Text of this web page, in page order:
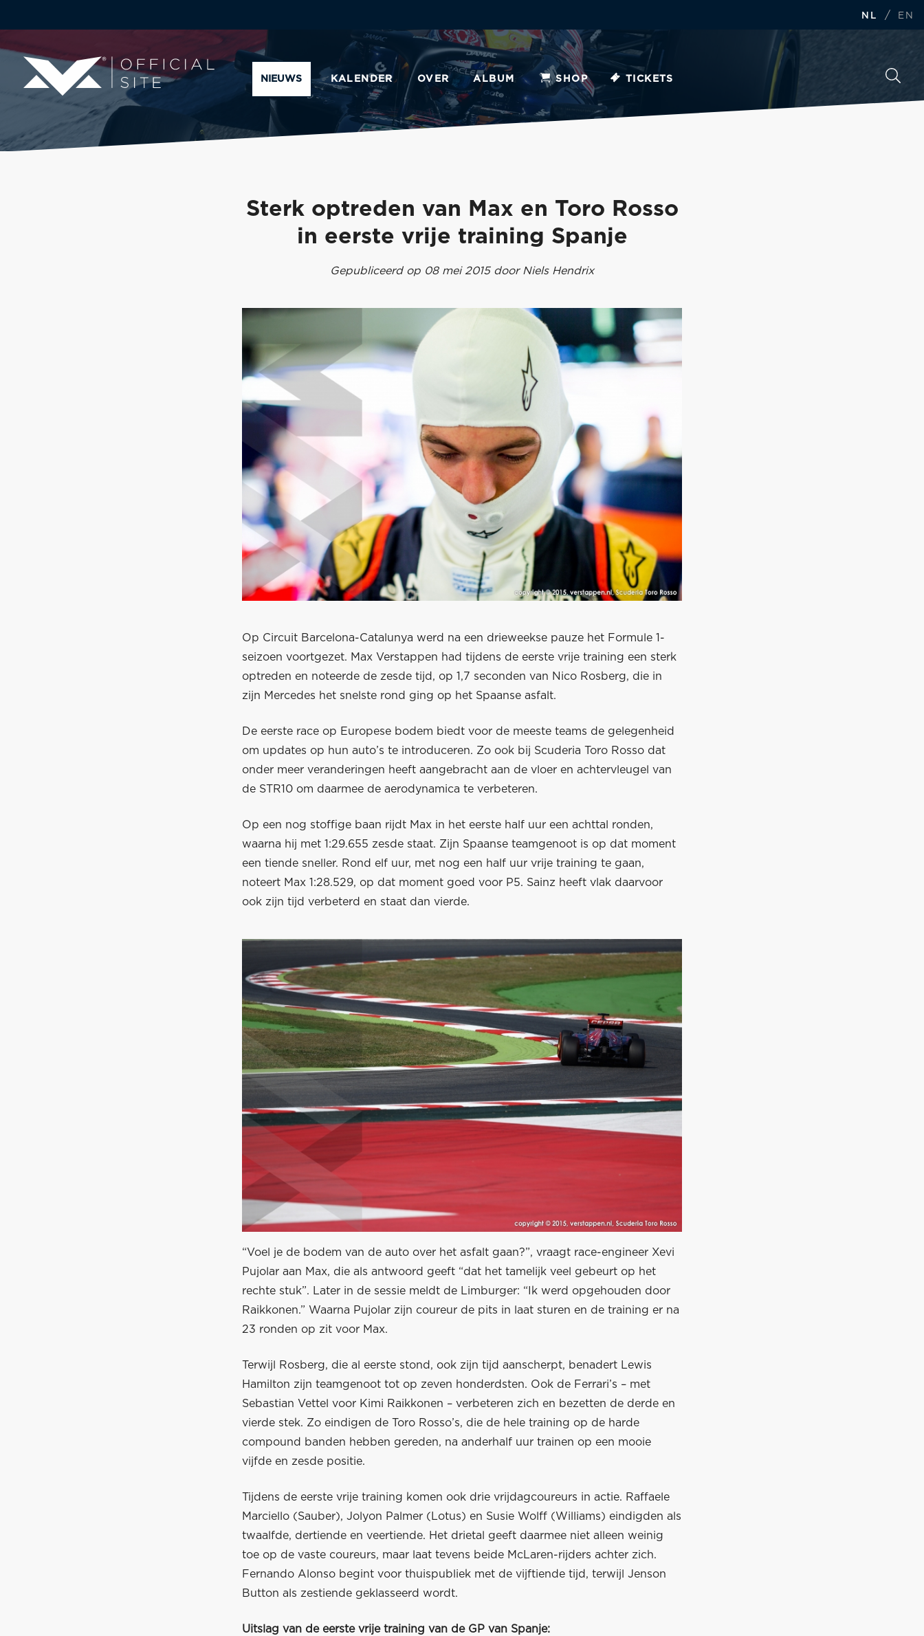
NL / EN
NIEUWS KALENDER OVER ALBUM SHOP TICKETS
Sterk optreden van Max en Toro Rosso
in eerste vrije training Spanje
Gepubliceerd op 08 mei 2015 door Niels Hendrix
Op Circuit Barcelona-Catalunya werd na een drieweekse pauze het Formule 1-
seizoen voortgezet. Max Verstappen had tijdens de eerste vrije training een sterk
optreden en noteerde de zesde tijd, op 1,7 seconden van Nico Rosberg, die in
zijn Mercedes het snelste rond ging op het Spaanse asfalt.
De eerste race op Europese bodem biedt voor de meeste teams de gelegenheid
om updates op hun auto’s te introduceren. Zo ook bij Scuderia Toro Rosso dat
onder meer veranderingen heeft aangebracht aan de vloer en achtervleugel van
de STR10 om daarmee de aerodynamica te verbeteren.
Op een nog stoffige baan rijdt Max in het eerste half uur een achttal ronden,
waarna hij met 1:29.655 zesde staat. Zijn Spaanse teamgenoot is op dat moment
een tiende sneller. Rond elf uur, met nog een half uur vrije training te gaan,
noteert Max 1:28.529, op dat moment goed voor P5. Sainz heeft vlak daarvoor
ook zijn tijd verbeterd en staat dan vierde.
“Voel je de bodem van de auto over het asfalt gaan?”, vraagt race-engineer Xevi
Pujolar aan Max, die als antwoord geeft “dat het tamelijk veel gebeurt op het
rechte stuk”. Later in de sessie meldt de Limburger: “Ik werd opgehouden door
Raikkonen.” Waarna Pujolar zijn coureur de pits in laat sturen en de training er na
23 ronden op zit voor Max.
Terwijl Rosberg, die al eerste stond, ook zijn tijd aanscherpt, benadert Lewis
Hamilton zijn teamgenoot tot op zeven honderdsten. Ook de Ferrari’s – met
Sebastian Vettel voor Kimi Raikkonen – verbeteren zich en bezetten de derde en
vierde stek. Zo eindigen de Toro Rosso’s, die de hele training op de harde
compound banden hebben gereden, na anderhalf uur trainen op een mooie
vijfde en zesde positie.
Tijdens de eerste vrije training komen ook drie vrijdagcoureurs in actie. Raffaele
Marciello (Sauber), Jolyon Palmer (Lotus) en Susie Wolff (Williams) eindigden als
twaalfde, dertiende en veertiende. Het drietal geeft daarmee niet alleen weinig
toe op de vaste coureurs, maar laat tevens beide McLaren-rijders achter zich.
Fernando Alonso begint voor thuispubliek met de vijftiende tijd, terwijl Jenson
Button als zestiende geklasseerd wordt.
Uitslag van de eerste vrije training van de GP van Spanje: